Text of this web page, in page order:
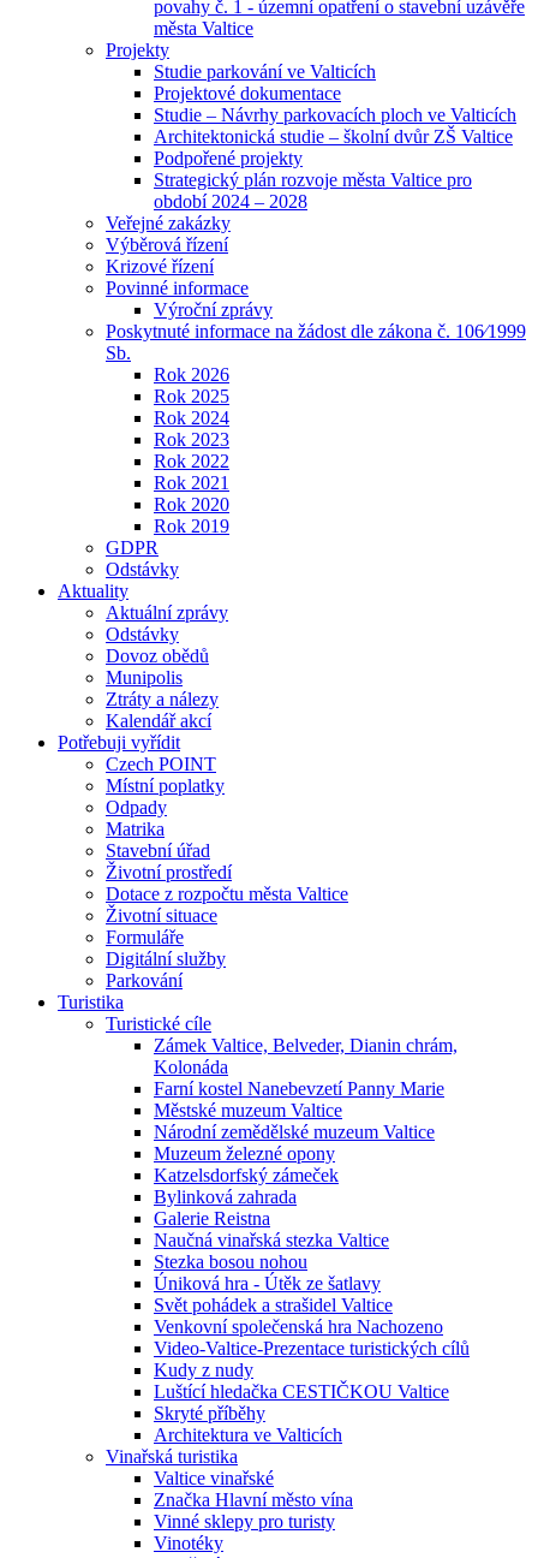
povahy č. 1 - územní opatření o stavební uzávěře
města Valtice
Projekty
Studie parkování ve Valticích
Projektové dokumentace
Studie – Návrhy parkovacích ploch ve Valticích
Architektonická studie – školní dvůr ZŠ Valtice
Podpořené projekty
Strategický plán rozvoje města Valtice pro
období 2024 – 2028
Veřejné zakázky
Výběrová řízení
Krizové řízení
Povinné informace
Výroční zprávy
Poskytnuté informace na žádost dle zákona č. 106⁄1999
Sb.
Rok 2026
Rok 2025
Rok 2024
Rok 2023
Rok 2022
Rok 2021
Rok 2020
Rok 2019
GDPR
Odstávky
Aktuality
Aktuální zprávy
Odstávky
Dovoz obědů
Munipolis
Ztráty a nálezy
Kalendář akcí
Potřebuji vyřídit
Czech POINT
Místní poplatky
Odpady
Matrika
Stavební úřad
Životní prostředí
Dotace z rozpočtu města Valtice
Životní situace
Formuláře
Digitální služby
Parkování
Turistika
Turistické cíle
Zámek Valtice, Belveder, Dianin chrám,
Kolonáda
Farní kostel Nanebevzetí Panny Marie
Městské muzeum Valtice
Národní zemědělské muzeum Valtice
Muzeum železné opony
Katzelsdorfský zámeček
Bylinková zahrada
Galerie Reistna
Naučná vinařská stezka Valtice
Stezka bosou nohou
Úniková hra - Útěk ze šatlavy
Svět pohádek a strašidel Valtice
Venkovní společenská hra Nachozeno
Video-Valtice-Prezentace turistických cílů
Kudy z nudy
Luštící hledačka CESTIČKOU Valtice
Skryté příběhy
Architektura ve Valticích
Vinařská turistika
Valtice vinařské
Značka Hlavní město vína
Vinné sklepy pro turisty
Vinotéky